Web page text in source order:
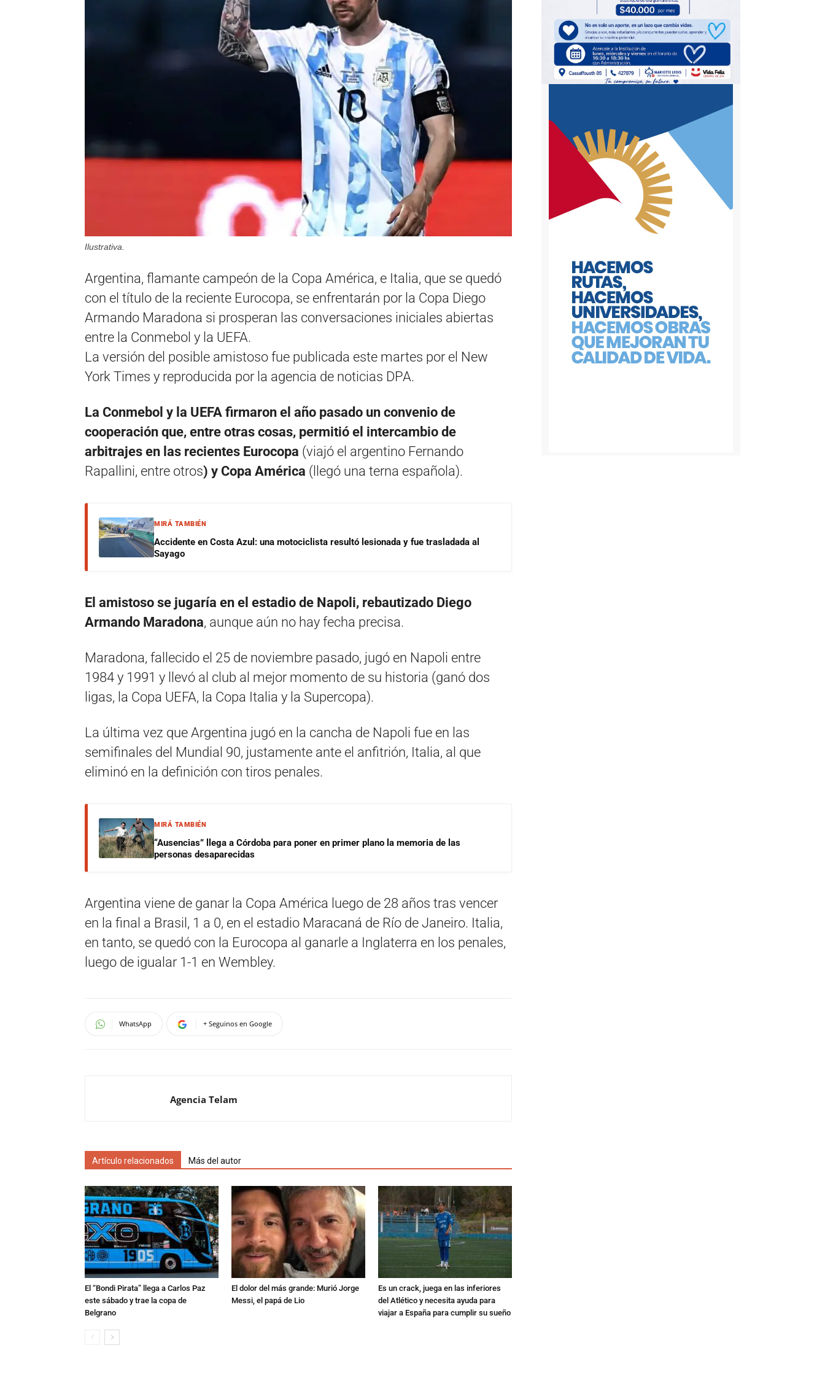
Ilustrativa.
Argentina, flamante campeón de la Copa América, e Italia, que se quedó
con el título de la reciente Eurocopa, se enfrentarán por la Copa Diego
Armando Maradona si prosperan las conversaciones iniciales abiertas
entre la Conmebol y la UEFA.
La versión del posible amistoso fue publicada este martes por el New
York Times y reproducida por la agencia de noticias DPA.
La Conmebol y la UEFA firmaron el año pasado un convenio de
cooperación que, entre otras cosas, permitió el intercambio de
arbitrajes en las recientes Eurocopa (viajó el argentino Fernando
Rapallini, entre otros) y Copa América (llegó una terna española).
MIRÁ TAMBIÉN
Accidente en Costa Azul: una motociclista resultó lesionada y fue trasladada al
Sayago
El amistoso se jugaría en el estadio de Napoli, rebautizado Diego
Armando Maradona, aunque aún no hay fecha precisa.
Maradona, fallecido el 25 de noviembre pasado, jugó en Napoli entre
1984 y 1991 y llevó al club al mejor momento de su historia (ganó dos
ligas, la Copa UEFA, la Copa Italia y la Supercopa).
La última vez que Argentina jugó en la cancha de Napoli fue en las
semifinales del Mundial 90, justamente ante el anfitrión, Italia, al que
eliminó en la definición con tiros penales.
MIRÁ TAMBIÉN
“Ausencias” llega a Córdoba para poner en primer plano la memoria de las
personas desaparecidas
Argentina viene de ganar la Copa América luego de 28 años tras vencer
en la final a Brasil, 1 a 0, en el estadio Maracaná de Río de Janeiro. Italia,
en tanto, se quedó con la Eurocopa al ganarle a Inglaterra en los penales,
luego de igualar 1-1 en Wembley.
WhatsApp + Seguinos en Google
Agencia Telam
Artículo relacionados Más del autor
El “Bondi Pirata” llega a Carlos Paz
este sábado y trae la copa de
Belgrano
El dolor del más grande: Murió Jorge
Messi, el papá de Lio
Es un crack, juega en las inferiores
del Atlético y necesita ayuda para
viajar a España para cumplir su sueño